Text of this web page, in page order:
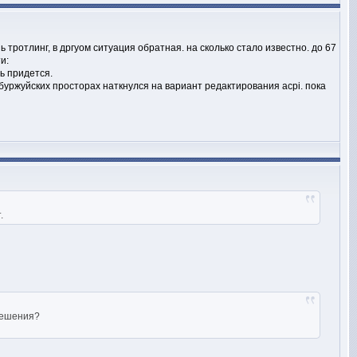
в дргуом ситуация обратная. на сколько стало известно. до 67
придется.
просторах наткнулся на вариант редактирования acpi. пока